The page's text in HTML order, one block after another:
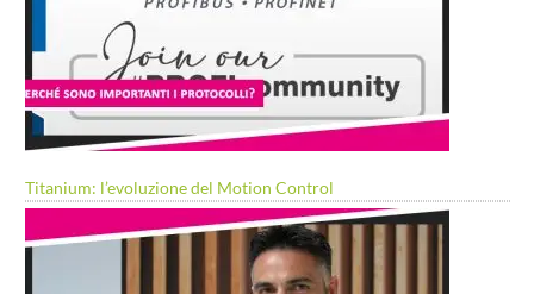
Titanium: l’evoluzione del Motion Control